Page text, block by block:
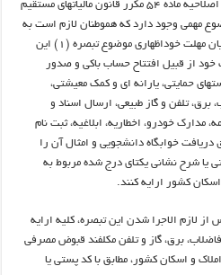
بنابراین گزارش، در بند ۷ از تبصره ۸ اصلاحیه ماده ۵۴ مکرر قانون مالیاتهای مستقیم
۱۳۹۹ مجلس، موضوع مهمی وجود دارد که هموطنان لازم است به
آن توجه کنند. طبق این بند «پس از پایان مهلت خوداظهاری موضوع تبصره (۱) این
خود از قبیل افتتاح حساب باکی و صدور
حمایتی، یارانه ای و کمک معیشتی،
تلفن و گاز طبیعی، ارسال اسناد و
مدارک خودرو، اخطاریه، ابلاغیه، ثبت نام
خوابگاه دانشجویی و امثال آن را
یا شرح نشانی یکتای درج شده مربوط به
اسکان کشور ارایه کنند.
لازم الاجرا شدن این تبصره، کلیه ارایه
برق، گاز و تلفن مکلفند قبوض مصرفی
و اسکان کشور، مطابق با کد پستی یا